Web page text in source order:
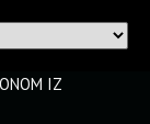
IZ